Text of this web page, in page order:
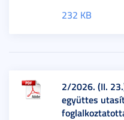
232 KB
2/2026. (II.
együttes